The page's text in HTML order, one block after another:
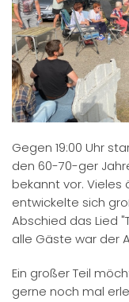
Gegen 19:00 Uhr
den 60-70-ger
bekannt vor. Vieles
entwickelte sich
Abschied das Lied
alle Gäste war der
Ein großer Teil
gerne noch mal